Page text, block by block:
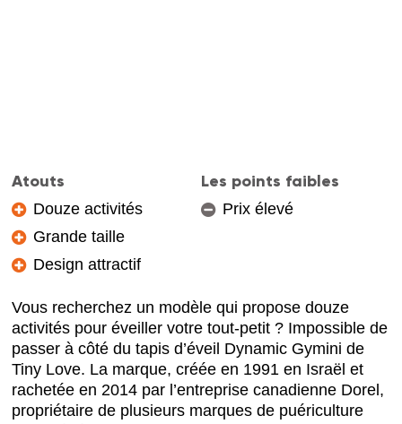
Atouts
Douze activités
Grande taille
Design attractif
Les points faibles
Prix élevé
Vous recherchez un modèle qui propose douze
activités pour éveiller votre tout-petit ? Impossible de
passer à côté du tapis d’éveil Dynamic Gymini de
Tiny Love. La marque, créée en 1991 en Israël et
rachetée en 2014 par l’entreprise canadienne Dorel,
propriétaire de plusieurs marques de puériculture